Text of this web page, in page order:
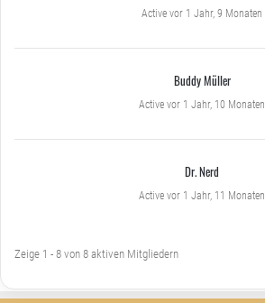
Active vor 1 Jahr, 9 Monaten
Buddy Müller
Active vor 1 Jahr, 10 Monaten
Dr. Nerd
Active vor 1 Jahr, 11 Monaten
Zeige 1 - 8 von 8 aktiven Mitgliedern